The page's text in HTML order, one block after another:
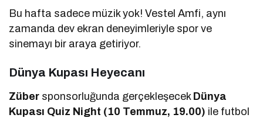
Bu hafta sadece müzik yok! Vestel Amfi, aynı
zamanda dev ekran deneyimleriyle spor ve
sinemayı bir araya getiriyor.
Dünya Kupası Heyecanı
Züber sponsorluğunda gerçekleşecek Dünya
Kupası Quiz Night (10 Temmuz, 19.00) ile futbol